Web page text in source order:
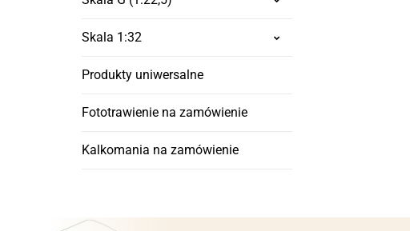
Skala 1:32
Produkty uniwersalne
Fototrawienie na zamówienie
Kalkomania na zamówienie